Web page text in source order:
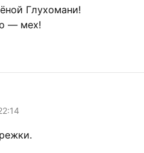
Глухомани!
— мех!